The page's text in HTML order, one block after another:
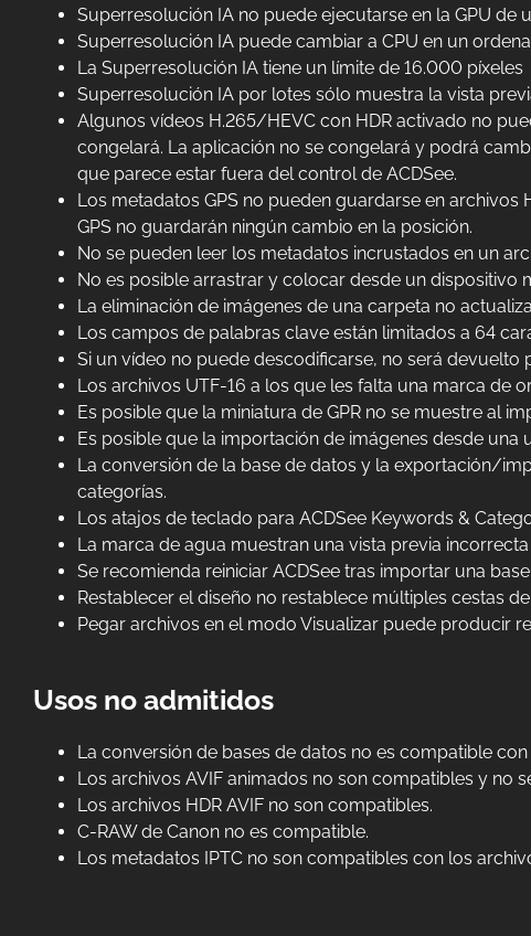
Superresolución IA no puede ejecutarse en la GPU de
Superresolución IA puede cambiar a CPU en un
La Superresolución IA tiene un límite de 16.000 píxeles
Superresolución IA por lotes sólo muestra la vista
Algunos vídeos H.265/HEVC con HDR activado no
congelará. La aplicación no se congelará y podrá
que parece estar fuera del control de ACDSee.
Los metadatos GPS no pueden guardarse en archivos
GPS no guardarán ningún cambio en la posición.
No se pueden leer los metadatos incrustados en un
No es posible arrastrar y colocar desde un dispositivo
La eliminación de imágenes de una carpeta no
Los campos de palabras clave están limitados a 64
Si un vídeo no puede descodificarse, no será
Los archivos UTF-16 a los que les falta una marca de
Es posible que la miniatura de GPR no se muestre al
Es posible que la importación de imágenes desde
La conversión de la base de datos y la exportación/
categorías.
Los atajos de teclado para ACDSee Keywords &
La marca de agua muestran una vista previa
Se recomienda reiniciar ACDSee tras importar una
Restablecer el diseño no restablece múltiples cestas
Pegar archivos en el modo Visualizar puede producir
Usos no admitidos
La conversión de bases de datos no es compatible
Los archivos AVIF animados no son compatibles y no
Los archivos HDR AVIF no son compatibles.
C-RAW de Canon no es compatible.
Los metadatos IPTC no son compatibles con los